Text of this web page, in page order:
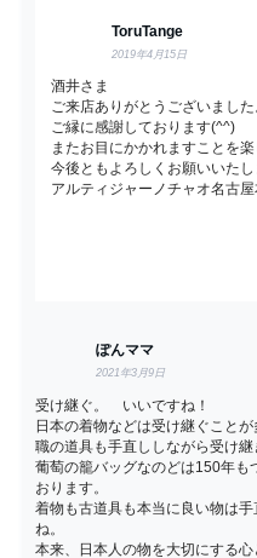
ToruTange
2019年4月15日
酒井さま
ご来店ありがとうございました
ご縁に感謝しております(^^)
またお目にかかれますことを
今後ともよろしくお願いいたし
アルティジャーノチャオ名古屋
ぽんママ
2021年3月9日
受け継ぐ。 いいですね！
日本の着物などは受け継ぐこと
職の道具も手直ししながら受け継
葡萄の籠バッグなのどは150年も
おります。
着物も古道具も本当に良い物は
ね。
本来、日本人の物を大切にする